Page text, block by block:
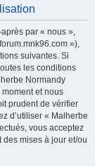
par « nous »,
»),
suivantes. Si
les conditions
Normandy
et nous
prudent de vérifier
d’utiliser « Malherbe
vous acceptez
mises à jour et/ou